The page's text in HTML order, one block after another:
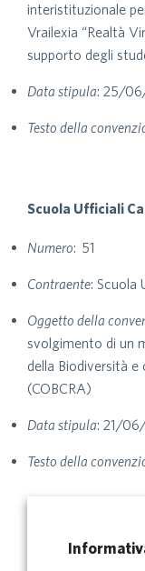
interistituzionale
Vrailexia “Realtà
supporto degli
Data stipula: 25/
Testo della
Scuola Ufficiali
Numero: 51
Contraente: Scuola
Oggetto della
svolgimento di un
della Biodiversità
(COBCRA)
Data stipula: 21/
Testo della
Ministero della